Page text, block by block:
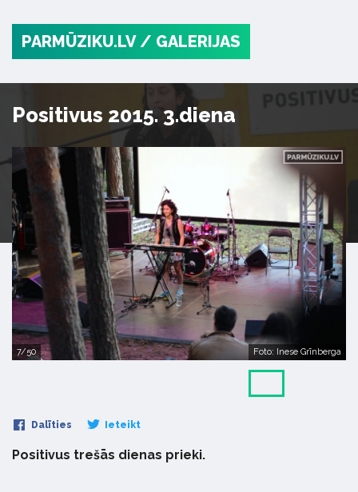
PARMŪZIKU.LV / GALERIJAS
Positivus 2015. 3.diena
7/50 Foto: Inese Grīnberga
Dalīties Ieteikt
Positivus trešās dienas prieki.